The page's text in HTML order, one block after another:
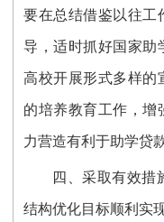
要在总结借鉴以往工
导，适时抓好国家助
高校开展形式多样的
的培养教育工作，增
力营造有利于助学贷
四、采取有效措
结构优化目标顺利实